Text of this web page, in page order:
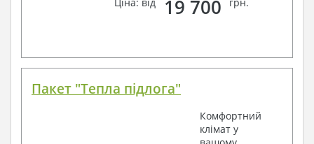
Ціна: від 19 700 грн.
Пакет "Тепла підлога"
Комфортний
клімат у